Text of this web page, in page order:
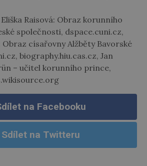
Eliška Raisová: Obraz korunního
společnosti, dspace.cuni.cz,
císařovny Alžběty Bavorské
biography.hiu.cas.cz, Jan
– učitel korunního prince,
na Facebooku
Sdílet na Twitteru